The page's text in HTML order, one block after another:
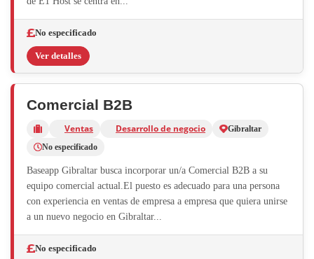
No especificado
Ver detalles
Comercial B2B
Ventas Desarrollo de negocio
Gibraltar
No especificado
Baseapp Gibraltar busca incorporar un/a Comercial B2B a su
equipo comercial actual.El puesto es adecuado para una persona
con experiencia en ventas de empresa a empresa que quiera unirse
a un nuevo negocio en Gibraltar...
No especificado